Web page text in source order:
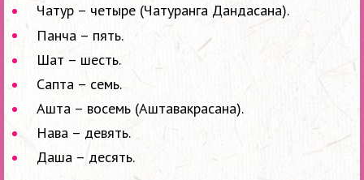
Чатур – четыре (Чатуранга Дандасана).
Панча – пять.
Шат – шесть.
Сапта – семь.
Ашта – восемь (Аштавакрасана).
Нава – девять.
Даша – десять.